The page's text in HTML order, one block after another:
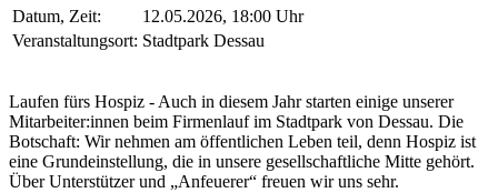
Datum, Zeit:
12.05.2026, 18:00 Uhr
Veranstaltungsort: Stadtpark Dessau
Laufen fürs Hospiz - Auch in diesem Jahr starten einige unserer
Mitarbeiter:innen beim Firmenlauf im Stadtpark von Dessau. Die
Botschaft: Wir nehmen am öffentlichen Leben teil, denn Hospiz ist
eine Grundeinstellung, die in unsere gesellschaftliche Mitte gehört.
Über Unterstützer und „Anfeuerer“ freuen wir uns sehr.